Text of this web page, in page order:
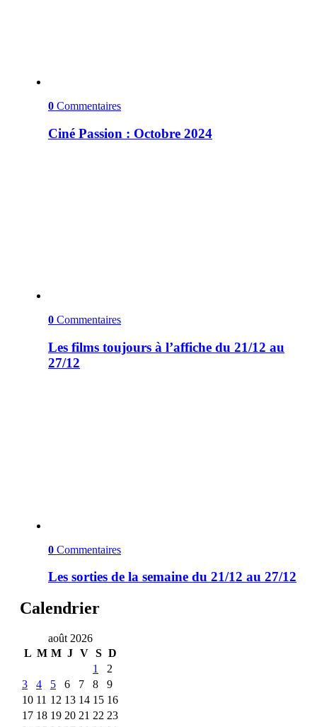
0 Commentaires
Ciné Passion : Octobre 2024
0 Commentaires
Les films toujours à l’affiche du 21/12 au
27/12
0 Commentaires
Les sorties de la semaine du 21/12 au 27/12
Calendrier
août 2026
L M M J V S D
1
2
3
4 5 6 7 8
9
10 11 12 13 14 15 16
17 18 19 20 21 22 23